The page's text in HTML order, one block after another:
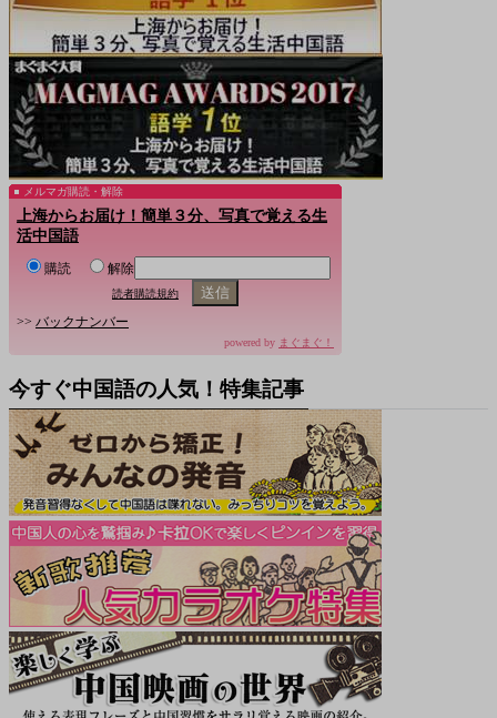
メルマガ購読・解除
上海からお届け！簡単３分、写真で覚える生
活中国語
購読 解除
読者購読規約
>> バックナンバー
powered by まぐまぐ！
今すぐ中国語の人気！特集記事